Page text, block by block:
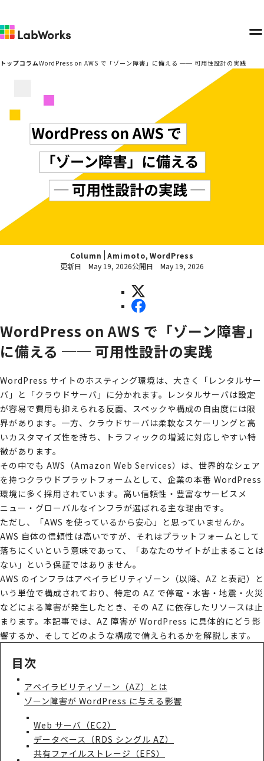
トップコラムWordPress on AWS で「ゾーン障害」に備える ── 可用性設計の実践
Column Amimoto, WordPress
更新日
May 19, 2026公開日 May 19, 2026
WordPress on AWS で「ゾーン障害」
に備える ── 可用性設計の実践
WordPress サイトのホスティング環境は、大きく「レンタルサー
バ」と「クラウドサーバ」に分かれます。レンタルサーバは設定
が容易で費用も抑えられる反面、スペックや構成の自由度には限
界があります。一方、クラウドサーバは柔軟なスケーリングと高
いカスタマイズ性を持ち、トラフィックの増減に対応しやすい特
徴があります。
その中でも AWS（Amazon Web Services）は、世界的なシェア
を持つクラウドプラットフォームとして、企業の本番 WordPress
環境に多く採用されています。高い信頼性・豊富なサービスメ
ニュー・グローバルなインフラが選ばれる主な理由です。
ただし、「AWS を使っているから安心」と思っていませんか。
AWS 自体の信頼性は高いですが、それはプラットフォームとして
落ちにくいという意味であって、「あなたのサイトが止まることは
ない」という保証ではありません。
AWS のインフラはアベイラビリティゾーン（以降、AZ と表記）と
いう単位で構成されており、特定の AZ で停電・水害・地震・火災
などによる障害が発生したとき、その AZ に依存したリソースは止
まります。本記事では、AZ 障害が WordPress に具体的にどう影
響するか、そしてどのような構成で備えられるかを解説します。
目次
アベイラビリティゾーン（AZ）とは
ゾーン障害が WordPress に与える影響
Web サーバ（EC2）
データベース（RDS シングル AZ）
共有ファイルストレージ（EFS）